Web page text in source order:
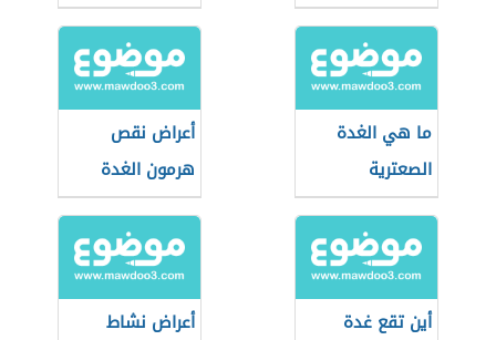
الدرقية
ما هي الغدة
الصعترية
أعراض نقص
هرمون الغدة
الدرقية
أين تقع غدة
أعراض نشاط